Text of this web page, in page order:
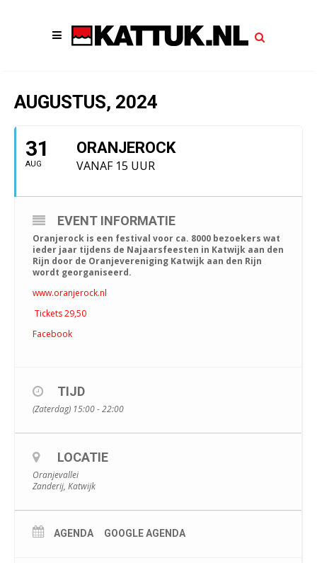
AUGUSTUS, 2024
31
AUG
ORANJEROCK
VANAF 15 UUR
EVENT INFORMATIE
Oranjerock is een festival voor ca. 8000 bezoekers wat
ieder jaar tijdens de Najaarsfeesten in Katwijk aan den
Rijn door de Oranjevereniging Katwijk aan den Rijn
wordt georganiseerd.
www.oranjerock.nl
Tickets 29,50
Facebook
TIJD
(Zaterdag) 15:00 - 22:00
LOCATIE
Oranjevallei
Zanderij, Katwijk
AGENDA GOOGLE AGENDA